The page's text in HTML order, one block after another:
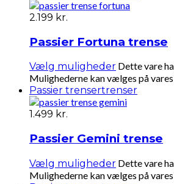
2.199 kr.
Passier Fortuna trense
Vælg muligheder Dette vare
Mulighederne kan vælges på
Passier trensertrenser
1.499 kr.
Passier Gemini trense
Vælg muligheder Dette vare
Mulighederne kan vælges på